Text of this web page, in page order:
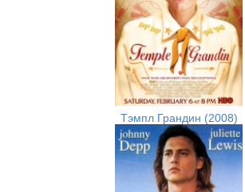
Тэмпл Грандин (2008)